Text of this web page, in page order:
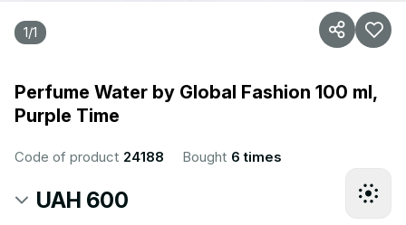
1/1
Perfume Water by Global Fashion 100 ml,
Purple Time
Code of product 24188 Bought 6 times
UAH 600